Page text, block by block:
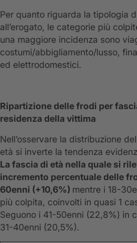
Per quanto riguarda la tipologia
all’erogato, le categorie più
una maggiore incidenza sono
costumi/abbigliamento/lusso,
ed elettrodomestici.
Ripartizione delle frodi per
residenza della vittima
Nell’osservare la distribuzione
età si inverte la tendenza
La fascia di età nella quale si
incremento percentuale delle
60enni (+10,6%) mentre i 18-
più colpita, coinvolti in quasi 1
Seguono i 41-50enni (22,8%) in
31-40enni (20,5%).